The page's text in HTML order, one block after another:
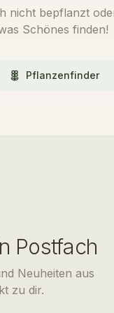
nicht bepflanzt
Schönes finden!
Pflanzenfinder
Postfach
Neuheiten aus
zu dir.